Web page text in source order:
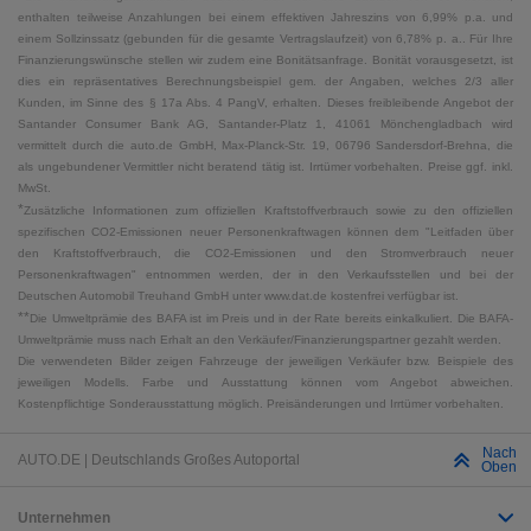
enthalten teilweise Anzahlungen bei einem effektiven Jahreszins von 6,99% p.a. und
einem Sollzinssatz (gebunden für die gesamte Vertragslaufzeit) von 6,78% p. a.. Für Ihre
Finanzierungswünsche stellen wir zudem eine Bonitätsanfrage. Bonität vorausgesetzt, ist
dies ein repräsentatives Berechnungsbeispiel gem. der Angaben, welches 2/3 aller
Kunden, im Sinne des § 17a Abs. 4 PangV, erhalten. Dieses freibleibende Angebot der
Santander Consumer Bank AG, Santander-Platz 1, 41061 Mönchengladbach wird
vermittelt durch die auto.de GmbH, Max-Planck-Str. 19, 06796 Sandersdorf-Brehna, die
als ungebundener Vermittler nicht beratend tätig ist. Irrtümer vorbehalten. Preise ggf. inkl.
MwSt.
*Zusätzliche Informationen zum offiziellen Kraftstoffverbrauch sowie zu den offiziellen
spezifischen CO2-Emissionen neuer Personenkraftwagen können dem "Leitfaden über
den Kraftstoffverbrauch, die CO2-Emissionen und den Stromverbrauch neuer
Personenkraftwagen" entnommen werden, der in den Verkaufsstellen und bei der
Deutschen Automobil Treuhand GmbH unter www.dat.de kostenfrei verfügbar ist.
** Die Umweltprämie des BAFA ist im Preis und in der Rate bereits einkalkuliert. Die BAFA-
Umweltprämie muss nach Erhalt an den Verkäufer/Finanzierungspartner gezahlt werden.
Die verwendeten Bilder zeigen Fahrzeuge der jeweiligen Verkäufer bzw. Beispiele des
jeweiligen Modells. Farbe und Ausstattung können vom Angebot abweichen.
Kostenpflichtige Sonderausstattung möglich. Preisänderungen und Irrtümer vorbehalten.
AUTO.DE | Deutschlands Großes Autoportal
Nach
Oben
Unternehmen